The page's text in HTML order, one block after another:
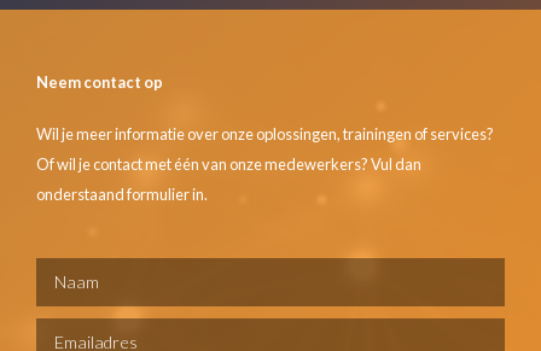
Neem contact op
Wil je meer informatie over onze oplossingen, trainingen of services?
Of wil je contact met één van onze medewerkers? Vul dan
onderstaand formulier in.